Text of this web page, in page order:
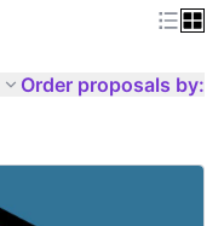
Order proposals by: